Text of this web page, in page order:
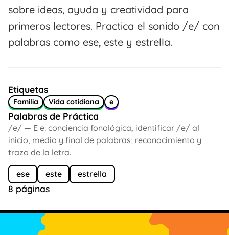
sobre ideas, ayuda y creatividad para
primeros lectores. Practica el sonido /e/ con
palabras como ese, este y estrella.
Etiquetas
Familia Vida cotidiana e
Palabras de Práctica
/e/ — E e: conciencia fonológica, identificar /e/ al
inicio, medio y final de palabras; reconocimiento y
trazo de la letra.
ese este estrella
8 páginas